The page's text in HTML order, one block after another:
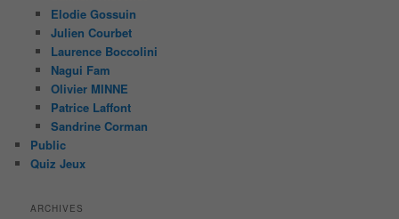
Elodie Gossuin
Julien Courbet
Laurence Boccolini
Nagui Fam
Olivier MINNE
Patrice Laffont
Sandrine Corman
Public
Quiz Jeux
ARCHIVES